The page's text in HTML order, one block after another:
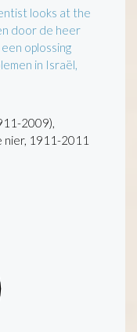
looks at the
door de heer
oplossing
in Israël,
2009),
nier, 1911-2011